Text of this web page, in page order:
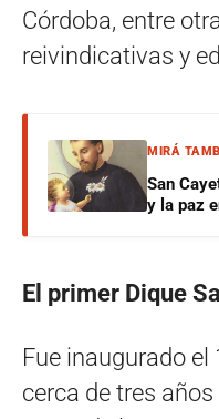
Córdoba, entre
reivindicativas y
MIRÁ
San
y la paz
El primer Dique
Fue inaugurado
cerca de tres